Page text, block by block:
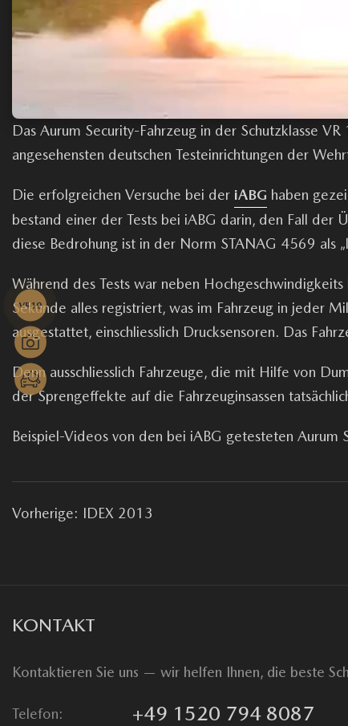
Das Aurum Security-Fahrzeug in der Schutzklasse
angesehensten deutschen Testeinrichtungen der
Die erfolgreichen Versuche bei der iABG haben
bestand einer der Tests bei iABG darin, den Fall der
diese Bedrohung ist in der Norm STANAG 4569 als
Während des Tests war neben
Sekunde alles registriert, was im Fahrzeug in jeder
ausgestattet, einschliesslich Drucksensoren. Das
Denn ausschliesslich Fahrzeuge, die mit Hilfe von
der Sprengeffekte auf die Fahrzeuginsassen
Beispiel-Videos von den bei iABG getesteten Aurum
Vorherige: IDEX 2013
KONTAKT
Kontaktieren Sie uns — wir helfen Ihnen, die beste
Telefon: +49 1520 794 8087